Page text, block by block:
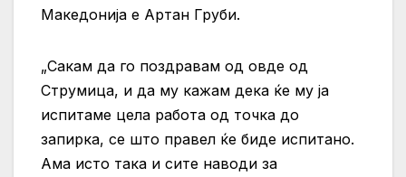
Македонија е Артан Груби.
„Сакам да го поздравам од овде од
Струмица, и да му кажам дека ќе му ја
испитаме цела работа од точка до
запирка, се што правел ќе биде испитано.
Ама исто така и сите наводи за